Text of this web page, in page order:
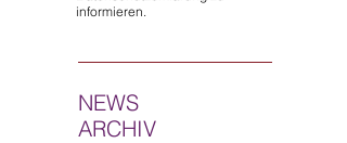
informieren.
NEWS
ARCHIV